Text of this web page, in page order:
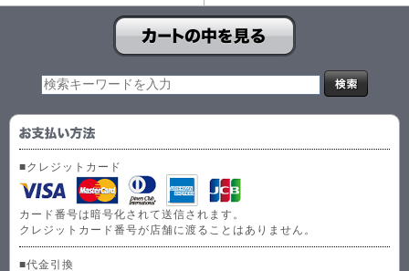
■クレジットカード
カード番号は暗号化されて送信されます。
クレジットカード番号が店舗に渡ることはありません。
■代金引換